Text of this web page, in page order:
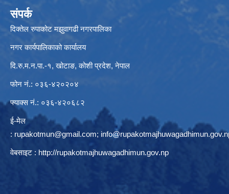
संपर्क
दिक्तेल रुपाकोट मझुवागढी नगरपालिका
नगर कार्यपालिकाको कार्यालय
दि.रु.म.न.पा.-१, खोटाङ, कोशी प्रदेश, नेपाल
फोन नं.: ०३६-४२०२०४
फ्याक्स नं.: ०३६-४२०६८२
ई-मेल
: rupakotmun@gmail.com;
वेबसाइट : http://rupakotmajhuwagadhimun.gov.np